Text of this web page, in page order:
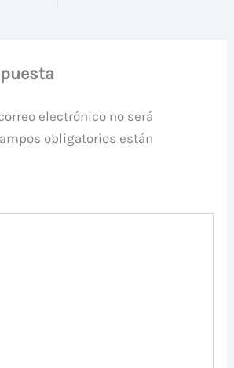
electrónico no será
obligatorios están